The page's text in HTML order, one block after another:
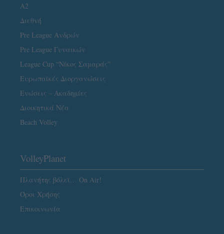
A2
Διεθνή
Pre League Ανδρών
Pre League Γυναικών
League Cup “Νίκος Σαμαράς”
Ευρωπαϊκές Διοργανώσεις
Ενώσεις – Ακαδημίες
Διοικητικά Νέα
Beach Volley
VolleyPlanet
Πλανήτης βόλεϊ… On Air!
Όροι Χρήσης
Επικοινωνία